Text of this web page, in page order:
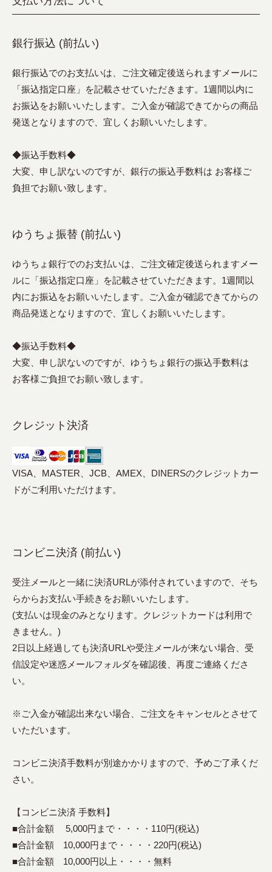
銀行振込 (前払い)
銀行振込でのお支払いは、ご注文確定後送られますメールに
「振込指定口座」を記載させていただきます。1週間以内に
お振込をお願いいたします。ご入金が確認できてからの商品
発送となりますので、宜しくお願いいたします。
◆振込手数料◆
大変、申し訳ないのですが、銀行の振込手数料は お客様ご
負担でお願い致します。
ゆうちょ振替 (前払い)
ゆうちょ銀行でのお支払いは、ご注文確定後送られますメー
ルに「振込指定口座」を記載させていただきます。1週間以
内にお振込をお願いいたします。ご入金が確認できてからの
商品発送となりますので、宜しくお願いいたします。
◆振込手数料◆
大変、申し訳ないのですが、ゆうちょ銀行の振込手数料は
お客様ご負担でお願い致します。
クレジット決済
VISA、MASTER、JCB、AMEX、DINERSのクレジットカー
ドがご利用いただけます。
コンビニ決済 (前払い)
受注メールと一緒に決済URLが添付されていますので、そち
らからお支払い手続きをお願いいたします。
(支払いは現金のみとなります。クレジットカードは利用で
きません。)
2日以上経過しても決済URLや受注メールが来ない場合、受
信設定や迷惑メールフォルダを確認後、再度ご連絡くださ
い。
※ご入金が確認出来ない場合、ご注文をキャンセルとさせて
いただいます。
コンビニ決済手数料が別途かかりますので、予めご了承くだ
さい。
【コンビニ決済 手数料】
■合計金額 5,000円まで・・・・110円(税込)
■合計金額 10,000円まで・・・・220円(税込)
■合計金額 10,000円以上・・・・無料